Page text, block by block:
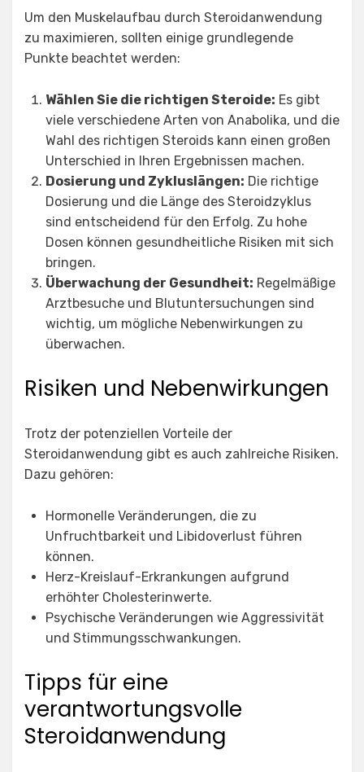
Um den Muskelaufbau durch Steroidanwendung
zu maximieren, sollten einige grundlegende
Punkte beachtet werden:
Wählen Sie die richtigen Steroide: Es gibt
viele verschiedene Arten von Anabolika, und die
Wahl des richtigen Steroids kann einen großen
Unterschied in Ihren Ergebnissen machen.
Dosierung und Zykluslängen: Die richtige
Dosierung und die Länge des Steroidzyklus
sind entscheidend für den Erfolg. Zu hohe
Dosen können gesundheitliche Risiken mit sich
bringen.
Überwachung der Gesundheit: Regelmäßige
Arztbesuche und Blutuntersuchungen sind
wichtig, um mögliche Nebenwirkungen zu
überwachen.
Risiken und Nebenwirkungen
Trotz der potenziellen Vorteile der
Steroidanwendung gibt es auch zahlreiche Risiken.
Dazu gehören:
Hormonelle Veränderungen, die zu
Unfruchtbarkeit und Libidoverlust führen
können.
Herz-Kreislauf-Erkrankungen aufgrund
erhöhter Cholesterinwerte.
Psychische Veränderungen wie Aggressivität
und Stimmungsschwankungen.
Tipps für eine
verantwortungsvolle
Steroidanwendung